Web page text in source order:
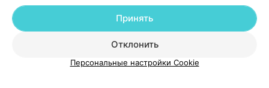
г. Минск, улица Толбухина, 2, пом. 16 | help@103.by
Отклонить
Принять
Персональные настройки Cookie